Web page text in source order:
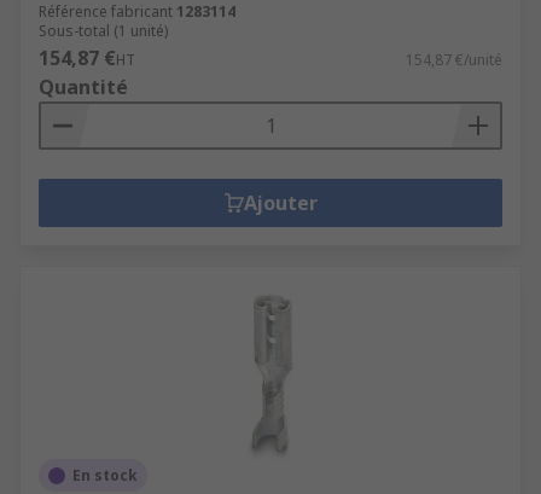
Référence fabricant 1283114
Sous-total (1 unité)
154,87 €HT 154,87 €/unité
Quantité
Ajouter
En stock